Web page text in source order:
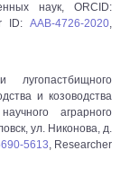
наук, ORCID:
ID: AAB-4726-2020,
и козоводства
аграрного
ул. Никонова, д.
5613, Researcher